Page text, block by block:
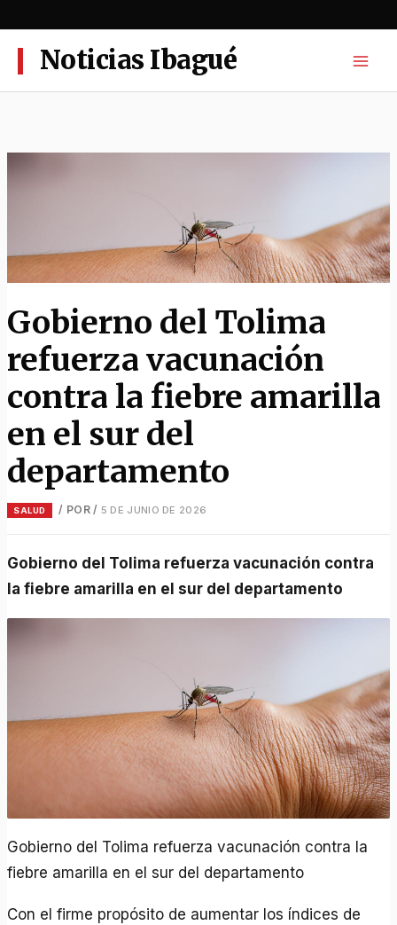
al
contenidoNoticias Ibagué
Gobierno del Tolima
refuerza vacunación
contra la fiebre amarilla
en el sur del
departamento
SALUD / POR / 5 DE JUNIO DE 2026
Gobierno del Tolima refuerza vacunación contra
la fiebre amarilla en el sur del departamento
Gobierno del Tolima refuerza vacunación contra la
fiebre amarilla en el sur del departamento
Con el firme propósito de aumentar los índices de